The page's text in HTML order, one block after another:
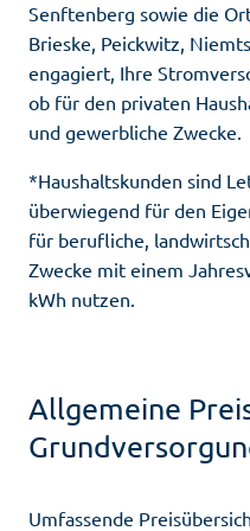
Senftenberg sowie die
Brieske, Peickwitz,
engagiert, Ihre
ob für den privaten
und gewerbliche Zwecke.
*Haushaltskunden sind
überwiegend für den
für berufliche,
Zwecke mit einem
kWh nutzen.
Allgemeine
Umfassende